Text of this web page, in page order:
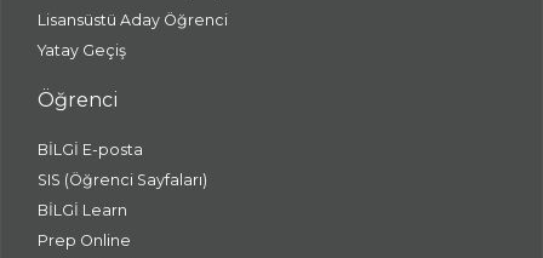
Lisansüstü Aday Öğrenci
Yatay Geçiş
Öğrenci
BİLGİ E-posta
SIS (Öğrenci Sayfaları)
BİLGİ Learn
Prep Online